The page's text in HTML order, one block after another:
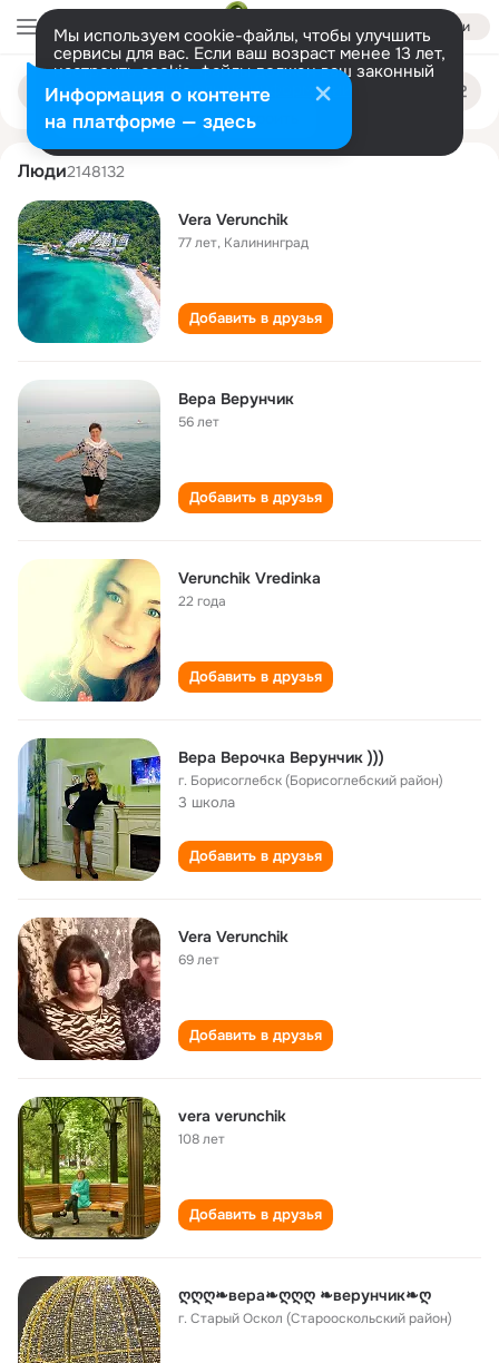
Войти
Мы используем cookie-файлы, чтобы улучшить
сервисы для вас. Если ваш возраст менее 13 лет,
настроить cookie-файлы должен ваш законный
представитель. Больше информации
Разрешить все Настроить
Поиск
людям
vera verunchik
Люди2148132
Vera Verunchik
77 лет, Калининград
Добавить в друзья
Вера Верунчик
56 лет
Добавить в друзья
Verunchik Vredinka
22 года
Добавить в друзья
Вера Верочка Верунчик )))
г. Борисоглебск (Борисоглебский район)
3 школа
Добавить в друзья
Vera Verunchik
69 лет
Добавить в друзья
vera verunchik
108 лет
Добавить в друзья
ღღღ❧вера❧ღღღ ❧верунчик❧ღ
г. Старый Оскол (Старооскольский район)
Информация о контенте
на платформе — здесь